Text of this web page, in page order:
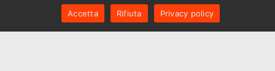
Accetta
Rifiuta Privacy policy